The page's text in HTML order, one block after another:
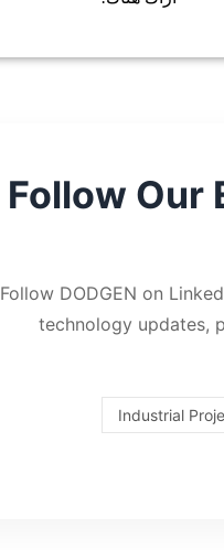
Follow Our
Follow DODGEN on
technology updates,
Industrial